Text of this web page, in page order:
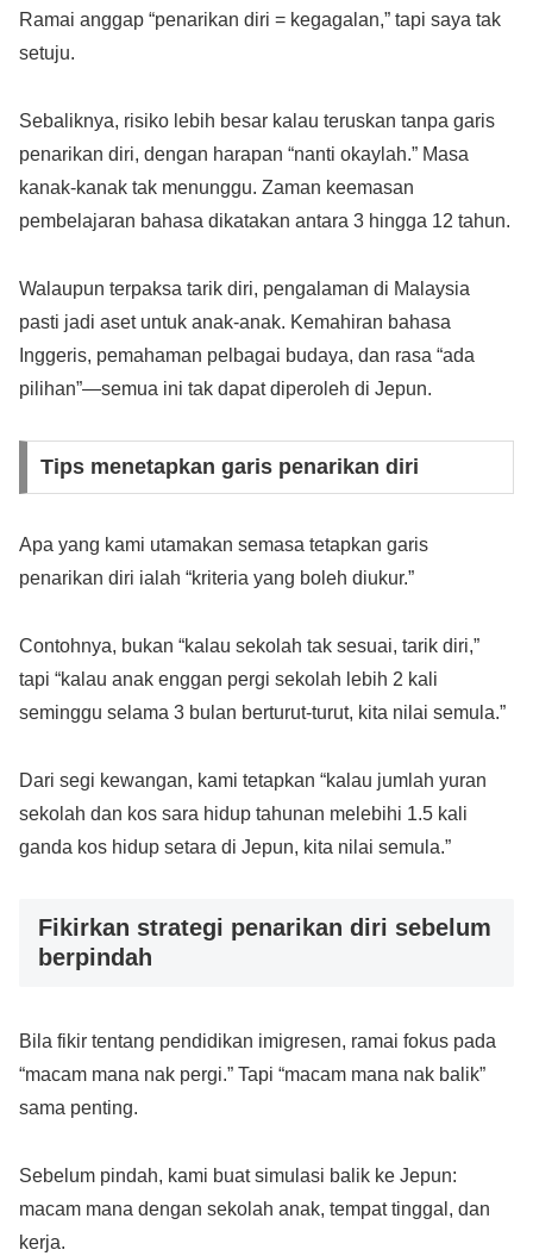
Ramai anggap “penarikan diri = kegagalan,” tapi saya tak
setuju.
Sebaliknya, risiko lebih besar kalau teruskan tanpa garis
penarikan diri, dengan harapan “nanti okaylah.” Masa
kanak-kanak tak menunggu. Zaman keemasan
pembelajaran bahasa dikatakan antara 3 hingga 12 tahun.
Walaupun terpaksa tarik diri, pengalaman di Malaysia
pasti jadi aset untuk anak-anak. Kemahiran bahasa
Inggeris, pemahaman pelbagai budaya, dan rasa “ada
pilihan”—semua ini tak dapat diperoleh di Jepun.
Tips menetapkan garis penarikan diri
Apa yang kami utamakan semasa tetapkan garis
penarikan diri ialah “kriteria yang boleh diukur.”
Contohnya, bukan “kalau sekolah tak sesuai, tarik diri,”
tapi “kalau anak enggan pergi sekolah lebih 2 kali
seminggu selama 3 bulan berturut-turut, kita nilai semula.”
Dari segi kewangan, kami tetapkan “kalau jumlah yuran
sekolah dan kos sara hidup tahunan melebihi 1.5 kali
ganda kos hidup setara di Jepun, kita nilai semula.”
Fikirkan strategi penarikan diri sebelum
berpindah
Bila fikir tentang pendidikan imigresen, ramai fokus pada
“macam mana nak pergi.” Tapi “macam mana nak balik”
sama penting.
Sebelum pindah, kami buat simulasi balik ke Jepun:
macam mana dengan sekolah anak, tempat tinggal, dan
kerja.